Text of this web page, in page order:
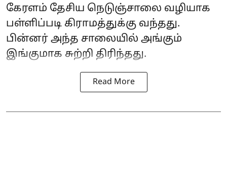
கேரளம் தேசிய நெடுஞ்சாலை வழியாக
பள்ளிப்படி கிராமத்துக்கு வந்தது.
பின்னர் அந்த சாலையில் அங்கும்
இங்குமாக சுற்றி திரிந்தது.
Read More